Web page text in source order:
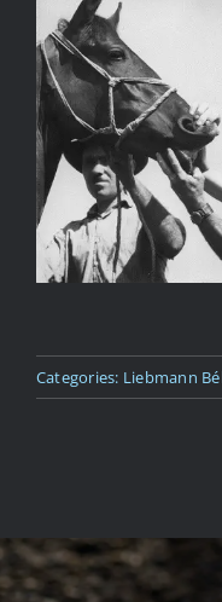
Történetünk
Kapcsolat
Categories: Liebmann